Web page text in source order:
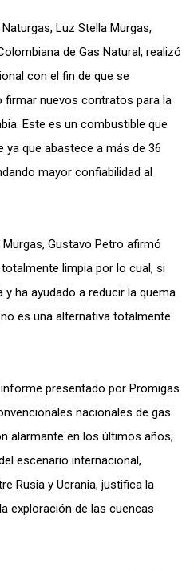
Luz Stella Murgas,
de Gas Natural, realizó
con el fin de que se
firmar nuevos contratos para la
Este es un combustible que
ya que abastece a más de 36
mayor confiabilidad al
Gustavo Petro afirmó
limpia por lo cual, si
ha ayudado a reducir la quema
es una alternativa totalmente
presentado por Promigas
nacionales de gas
alarmante en los últimos años,
escenario internacional,
Rusia y Ucrania, justifica la
exploración de las cuencas